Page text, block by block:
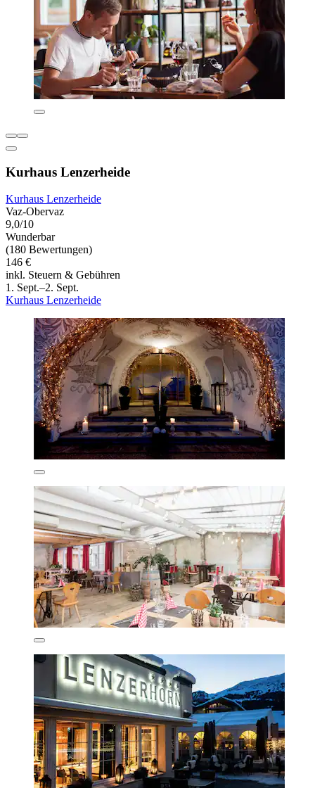
Kurhaus Lenzerheide
Kurhaus Lenzerheide
Vaz-Obervaz
9,0/10
Wunderbar
(180 Bewertungen)
146 €
inkl. Steuern & Gebühren
1. Sept.–2. Sept.
Kurhaus Lenzerheide